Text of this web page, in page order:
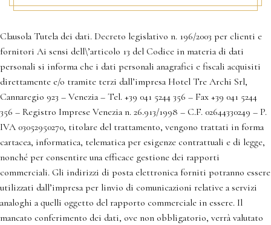
Clausola Tutela dei dati. Decreto legislativo n. 196/2003 per clienti e
fornitori Ai sensi dell\’articolo 13 del Codice in materia di dati
personali si informa che i dati personali anagrafici e fiscali acquisiti
direttamente e/o tramite terzi dall’impresa Hotel Tre Archi Srl,
Cannaregio 923 – Venezia – Tel. +39 041 5244 356 – Fax +39 041 5244
356 – Registro Imprese Venezia n. 26.913/1998 – C.F. 02644330249 – P.
IVA 03052950270, titolare del trattamento, vengono trattati in forma
cartacea, informatica, telematica per esigenze contrattuali e di legge,
nonché per consentire una efficace gestione dei rapporti
commerciali. Gli indirizzi di posta elettronica forniti potranno essere
utilizzati dall’impresa per linvio di comunicazioni relative a servizi
analoghi a quelli oggetto del rapporto commerciale in essere. Il
mancato conferimento dei dati, ove non obbligatorio, verrà valutato